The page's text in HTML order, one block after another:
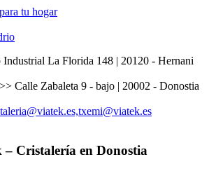
tu hogar
La Florida 148 | 20120 - Hernani
Calle Zabaleta 9 - bajo | 20002 - Donostia
Cristalería en Donostia